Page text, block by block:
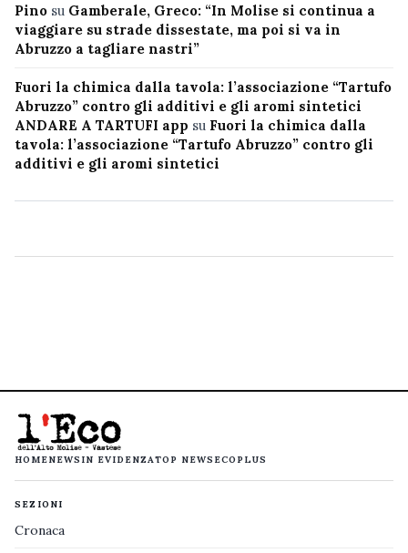
Pino su Gamberale, Greco: “In Molise si continua a
viaggiare su strade dissestate, ma poi si va in
Abruzzo a tagliare nastri”
Fuori la chimica dalla tavola: l’associazione “Tartufo
Abruzzo” contro gli additivi e gli aromi sintetici
ANDARE A TARTUFI app su Fuori la chimica dalla
tavola: l’associazione “Tartufo Abruzzo” contro gli
additivi e gli aromi sintetici
HOMENEWS IN EVIDENZATOP NEWS ECOPLUS
SEZIONI
Cronaca